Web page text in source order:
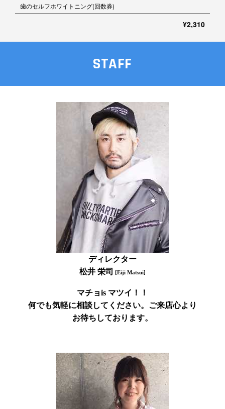
歯のセルフホワイトニング(回数券)
¥2,310
STAFF
ディレクター
松井 栄司 [Eiji Matsui]
マチョis マツイ！！
何でも気軽に相談してください。 ご来店心より
お待ちしております。